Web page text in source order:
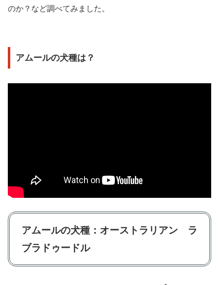
のか？など調べてみました。
アムールの犬種は？
アムールの犬種：オーストラリアン ラ
ブラドゥードル